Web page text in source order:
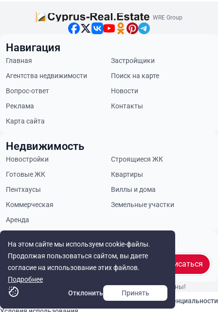
На этом сайте мы используем cookie-файлы.
Продолжая пользоваться сайтом, вы даете
согласие на использование этих файлов.
Подробнее
Отклонить
Принять
WRE Group
Будьте в курсе
Подписаться
Навигация
Главная
Застройщики
Агентства недвижимости
Поиск на карте
Вопрос-ответ
Новости
Реклама
Контакты
Карта сайта
Недвижимость
Новостройки
Строящиеся ЖК
Готовые ЖК
Квартиры
Пентхаусы
Виллы и дома
Коммерческая
Земельные участки
Аренда
© Cyprus Realestate 2026. Все права защищены!
Политика конфиденциальности